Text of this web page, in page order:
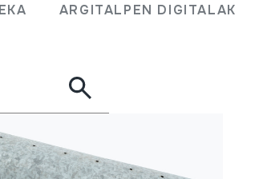
ARGITALPEN DIGITALAK